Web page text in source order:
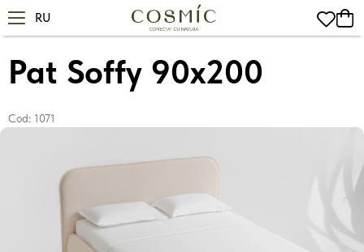
RU
Principala Pat Soffy
Pat Soffy 90x200
Cod: 1071